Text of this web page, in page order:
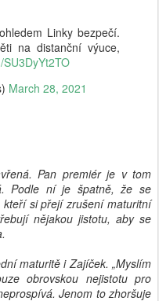
Linky bezpečí.
na distanční výuce,
March 28, 2021
Pan premiér je v tom
Podle ní je špatně, že se
si přejí zrušení maturitní
nějakou jistotu, aby se
maturitě i Zajíček. „Myslím
obrovskou nejistotu pro
Jenom to zhoršuje